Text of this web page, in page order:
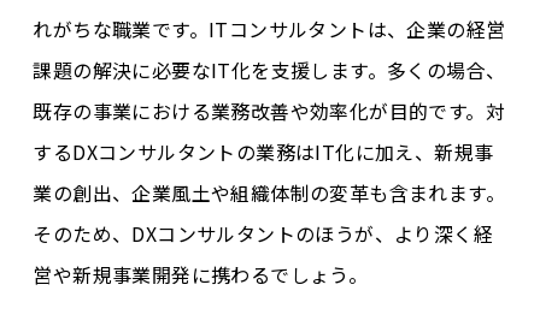
れがちな職業です。ITコンサルタントは、企業の経営
課題の解決に必要なIT化を支援します。多くの場合、
既存の事業における業務改善や効率化が目的です。対
するDXコンサルタントの業務はIT化に加え、新規事
業の創出、企業風土や組織体制の変革も含まれます。
そのため、DXコンサルタントのほうが、より深く経
営や新規事業開発に携わるでしょう。